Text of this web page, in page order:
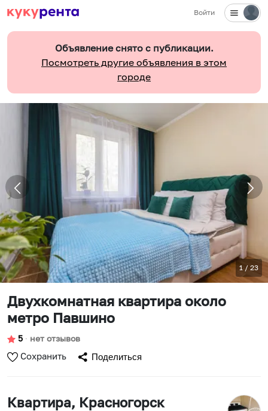
Войти
Объявление снято с публикации.
Посмотреть другие объявления в этом
городе
1 / 23
Двухкомнатная квартира около
метро Павшино
5 ∙ нет отзывов
Сохранить Поделиться
Квартира, Красногорск